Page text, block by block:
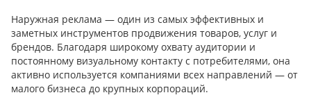
Наружная реклама — один из самых эффективных и
заметных инструментов продвижения товаров, услуг и
брендов. Благодаря широкому охвату аудитории и
постоянному визуальному контакту с потребителями, она
активно используется компаниями всех направлений — от
малого бизнеса до крупных корпораций.